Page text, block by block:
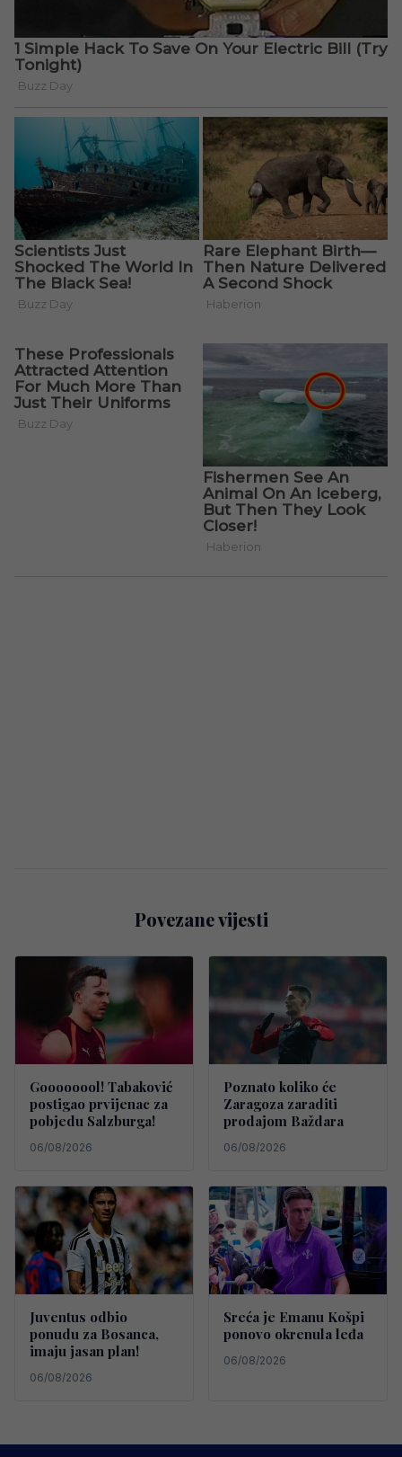
Povezane vijesti
Goooooool! Tabaković
postigao prvijenac za
pobjedu Salzburga!
06/08/2026
Poznato koliko će
Zaragoza zaraditi
prodajom Baždara
06/08/2026
Juventus odbio
ponudu za Bosanca,
imaju jasan plan!
06/08/2026
Sreća je Emanu Košpi
ponovo okrenula leđa
06/08/2026